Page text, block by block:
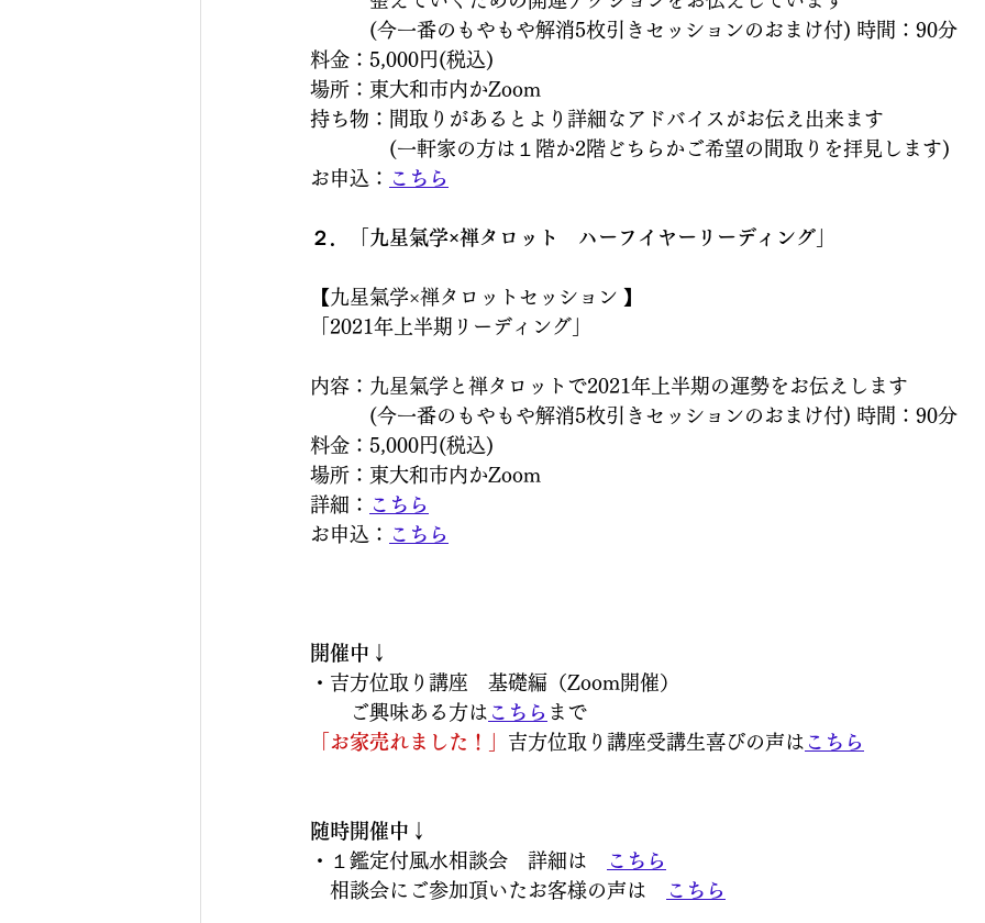
(今一番のもやもや解消5枚引きセッションのおまけ付) 時間：90分
料金：5,000円(税込)
場所：東大和市内かZoom
持ち物：間取りがあるとより詳細なアドバイスがお伝え出来ます
(一軒家の方は１階か2階どちらかご希望の間取りを拝見します)
お申込：
こちら
２．「九星氣学×禅タロット　ハーフイヤーリーディング」
【九星氣学×禅タロットセッション 】
「2021年上半期リーディング」
内容：九星氣学と禅タロットで2021年上半期の運勢をお伝えします
(今一番のもやもや解消5枚引きセッションのおまけ付) 時間：90分
料金：5,000円(税込)
場所：東大和市内かZoom
詳細：
こちら
お申込：
こちら
開催中↓
・吉方位取り講座　基礎編（Zoom開催）
ご興味ある方は こちら まで
「お家売れました！」 吉方位取り講座受講生喜びの声は こちら
随時開催中↓
・１鑑定付風水相談会　詳細は
こちら
相談会にご参加頂いたお客様の声は
こちら